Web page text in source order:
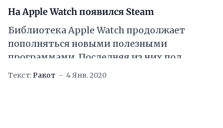
На Apple Watch появился Steam
Библиотека Apple Watch продолжает
пополняться новыми полезными
программами. Последняя из них под
названием Smoke переносит на «умные»
Текст:Ракот 4 Янв. 2020